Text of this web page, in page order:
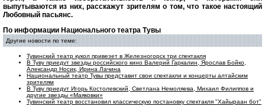
выпутываются из них, расскажут зрителям о том, что такое настоящий
Любовный пасьянс.
По информации Национального театра Тувы
Другие новости по теме:
Тувинский театр кукол привезет в Железногорск три спектакля
В Туву приедут звезды российского кино Валерий Гаркалин, Ярослав Бойко,
Александр Носик, Ирина Лачина
Национальный театр Тувы представит свои спектакли и концерты алтайским
зрителям
В Туву приедут Игорь Костолевский, Светлана Немоляева, Михаил Филиппов и
другие звезды «Маяковки»
Тувинский театр восстановил классическую постановку спектакля "Хайыраан бот"